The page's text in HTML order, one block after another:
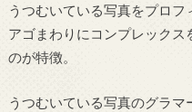
うつむいている写真をプロフ
アゴまわりにコンプレック
のが特徴。
うつむいている写真のグラマ